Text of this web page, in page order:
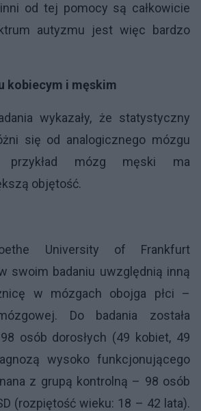
od tej pomocy są całkowicie
autyzmu jest więc bardzo
kobiecym i męskim
wykazały, że statystyczny
się od analogicznego mózgu
przykład mózg męski ma
objętość.
University of Frankfurt
swoim badaniu uwzględnią inną
w mózgach obojga płci –
Do badania została
osób dorosłych (49 kobiet, 49
wysoko funkcjonującego
z grupą kontrolną – 98 osób
(rozpiętość wieku: 18 – 42 lata).